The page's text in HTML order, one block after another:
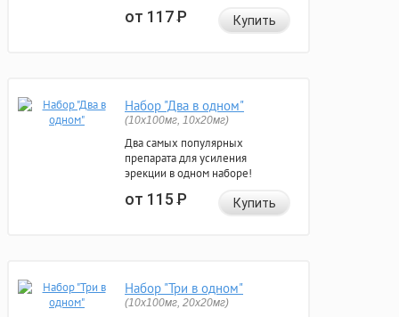
от 117Р Купить
Набор "Два в одном"
(10x100мг, 10x20мг)
Два самых популярных
препарата для усиления
эрекции в одном наборе!
от 115Р Купить
Набор "Три в одном"
(10x100мг, 20x20мг)